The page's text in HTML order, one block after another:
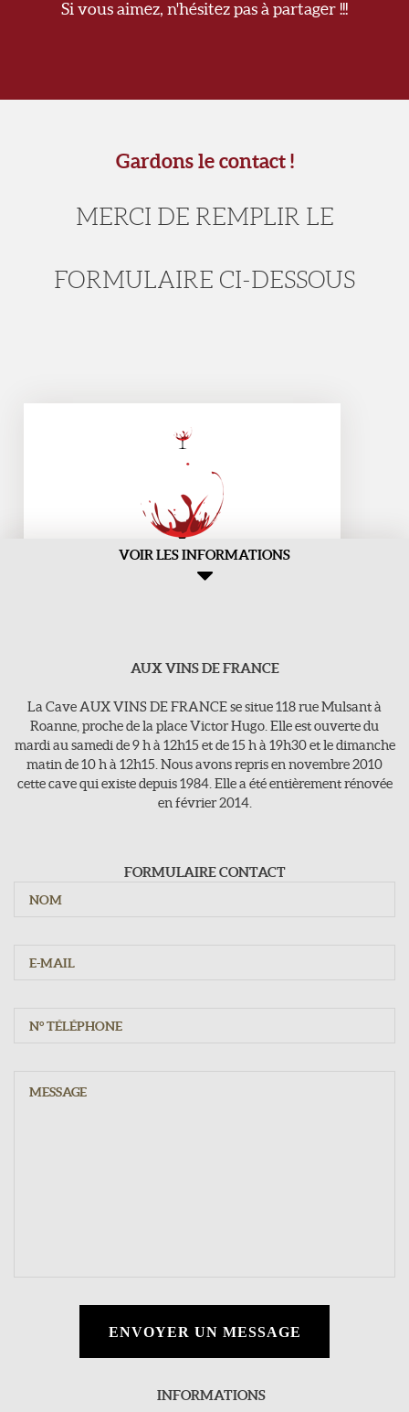
Si vous aimez, n'hésitez pas à partager !!!
Gardons le contact !
MERCI DE REMPLIR LE
FORMULAIRE CI-DESSOUS
Aux Vins de france
>118, rue Mulsant - 42300 Roanne
E-Mail : vins-de-france@orange.fr
Tel : 04 77 71 16 63
VOIR LES INFORMATIONS
AUX VINS DE FRANCE
La Cave AUX VINS DE FRANCE se situe 118 rue Mulsant à
Roanne, proche de la place Victor Hugo. Elle est ouverte du
mardi au samedi de 9 h à 12h15 et de 15 h à 19h30 et le dimanche
matin de 10 h à 12h15. Nous avons repris en novembre 2010
cette cave qui existe depuis 1984. Elle a été entièrement rénovée
en février 2014.
FORMULAIRE CONTACT
ENVOYER UN MESSAGE
INFORMATIONS